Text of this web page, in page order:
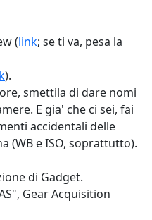
(link; se ti va, pesa la
).
smettila di dare nomi
E gia' che ci sei, fai
accidentali delle
(WB e ISO, soprattutto).
di Gadget.
Gear Acquisition